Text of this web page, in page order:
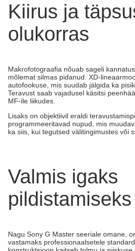
Kiirus ja
olukorras
Makrofotograafia nõuab sageli
mõlemat silmas pidanud. XD-
autofookuse, mis suudab jälgida ka
Teravust saab vajadusel käsitsi
MF-ile liikudes.
Lisaks on objektiivil eraldi
programmeeritavad nupud, mis
ka siis, kui tegutsed välitingimustes või
Valmis igaks
pildistamiseks
Nagu Sony G Master seeriale omane,
vastamaks professionaalsetele